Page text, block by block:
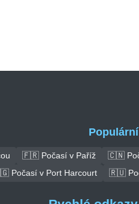
🇫🇷 Počasí v Paříž 🇨🇳
Počasí v Port Harcourt 🇷🇺